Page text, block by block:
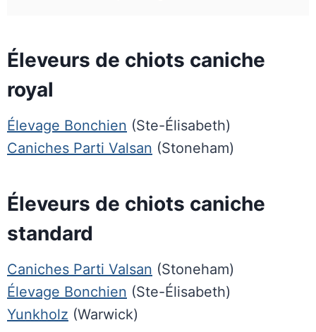
Éleveurs de chiots caniche
royal
Élevage Bonchien (Ste-Élisabeth)
Caniches Parti Valsan (Stoneham)
Éleveurs de chiots caniche
standard
Caniches Parti Valsan (Stoneham)
Élevage Bonchien (Ste-Élisabeth)
Yunkholz (Warwick)